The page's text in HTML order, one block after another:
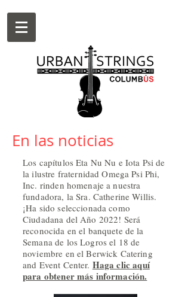
En las noticias
Los capítulos Eta Nu Nu e Iota Psi de
la ilustre fraternidad Omega Psi Phi,
Inc. rinden homenaje a nuestra
fundadora, la Sra. Catherine Willis.
¡Ha sido seleccionada como
Ciudadana del Año 2022! Será
reconocida en el banquete de la
Semana de los Logros el 18 de
noviembre en el Berwick Catering
and Event Center. Haga clic aquí
para obtener más información.